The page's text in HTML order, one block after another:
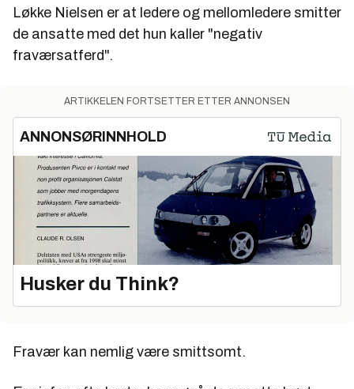
Løkke Nielsen er at ledere og mellomledere smitter
de ansatte med det hun kaller "negativ
fraværsatferd".
ARTIKKELEN FORTSETTER ETTER ANNONSEN
ANNONSØRINNHOLD
Husker du Think?
Fravær kan nemlig være smittsomt.